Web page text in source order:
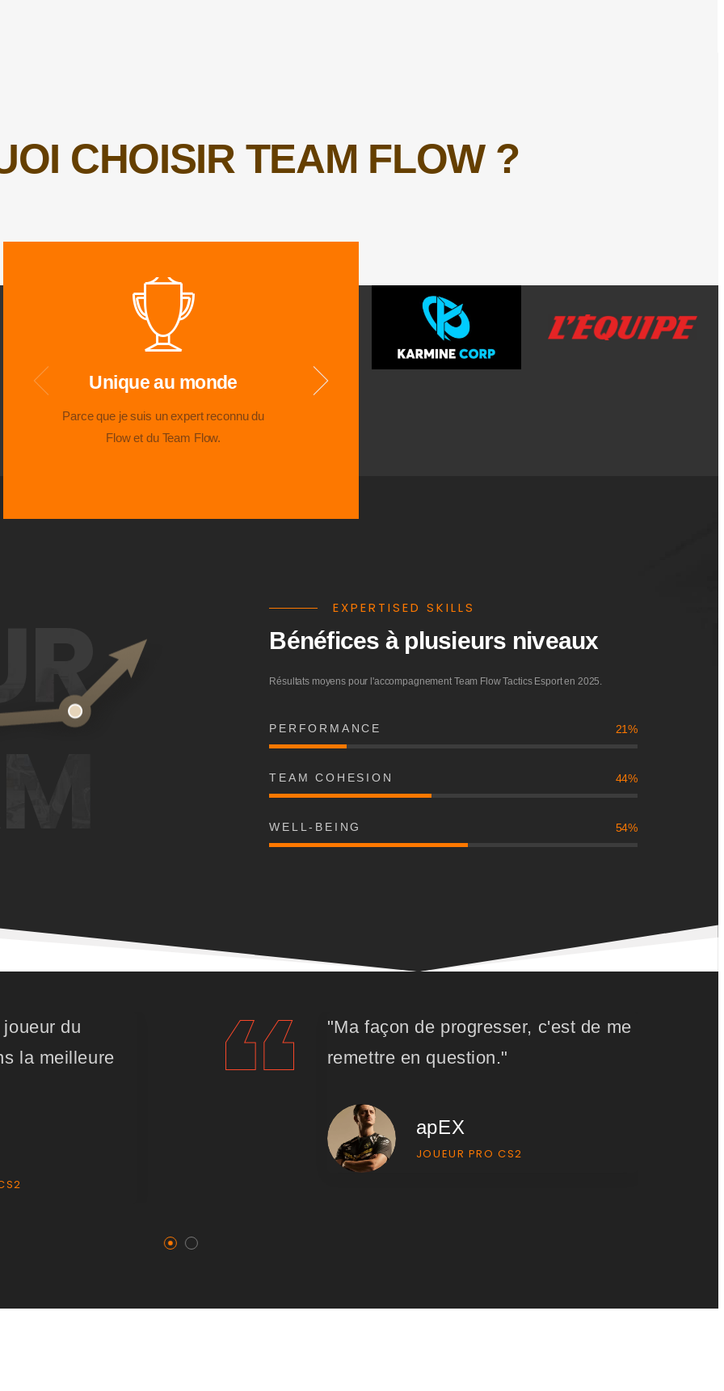
CHOISIR TEAM FLOW ?
Unique au monde
Parce que je suis un expert reconnu du
Flow et du Team Flow.
EXPERTISED SKILLS
Bénéfices à plusieurs niveaux
Résultats moyens pour l'accompagnement Team Flow Tactics Esport en 2025.
PERFORMANCE 21%
TEAM COHESION 44%
WELL-BEING 54%
du
la meilleure
"Ma façon de progresser, c'est de me
remettre en question."
apEX
JOUEUR PRO CS2